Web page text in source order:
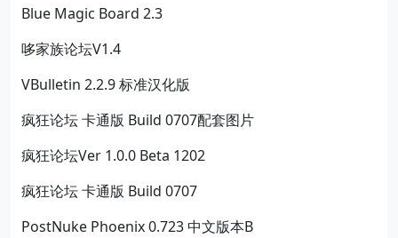
Blue Magic Board 2.3
哆家族论坛V1.4
VBulletin 2.2.9 标准汉化版
疯狂论坛 卡通版 Build 0707配套图片
疯狂论坛Ver 1.0.0 Beta 1202
疯狂论坛 卡通版 Build 0707
PostNuke Phoenix 0.723 中文版本B